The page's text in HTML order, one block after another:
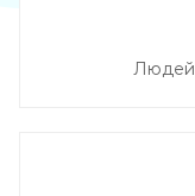
Людей